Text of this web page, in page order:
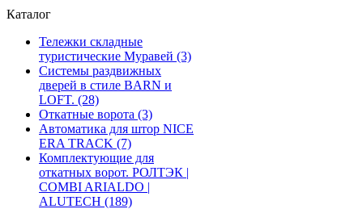
Каталог
Тележки складные
туристические Муравей (3)
Системы раздвижных
дверей в стиле BARN и
LOFT. (28)
Откатные ворота (3)
Автоматика для штор NICE
ERA TRACK (7)
Комплектующие для
откатных ворот. РОЛТЭК |
COMBI ARIALDO |
ALUTECH (189)